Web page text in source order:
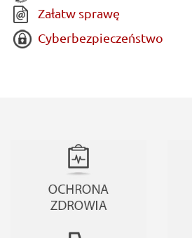
Załatw sprawę
Cyberbezpieczeństwo